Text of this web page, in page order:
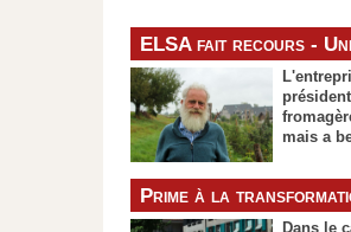
ELSA fait recours -
mais a
Lors de la libéralisation du
Pour éviter l’effondrement du
supplément pour le lait
Prime à la
Dans le